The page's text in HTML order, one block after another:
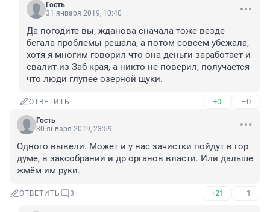
Гость
31 января 2019, 10:40
Да погодите вы, жданова сначала тоже везде
бегала проблемы решала, а потом совсем убежала,
хотя я многим говорил что она деньги заработает и
свалит из Заб края, а никто не поверил, получается
что люди глупее озерной щуки.
ОТВЕТИТЬ +0 –0
Гость
30 января 2019, 23:59
Одного вывели. Может и у нас зачистки пойдут в гор
думе, в заксобрании и др органов власти. Или дальше
жмём им руки.
ОТВЕТИТЬ 3 +21 –1